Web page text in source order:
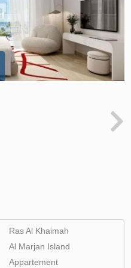
Ras Al Khaimah
Al Marjan Island
Appartement